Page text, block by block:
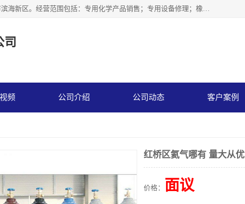
天津永腾气体销售有限公司成立于2020年，注册地位于天津市滨海新区。经营范围包括：专用化学产品销售；专用设备修理；橡胶制品销售；气体压缩机械销售；特种设备销售；仪器仪表销售；机械设备租赁；五金产品批发；食品添加剂销售等，主要供应：氧气、乙炔、氮气、氩气、氢气、氦气、液氨、液氮、一氧化碳、二氧化碳等，各种工业气体，高纯气体，食品级气体。
司
频 公司介绍 公司动态 客户案例
红桥区氦气哪有 量大从优
价格： 面议